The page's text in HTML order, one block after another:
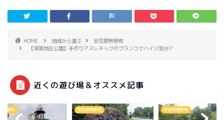
HOME 地域から選ぶ
安芸郡熊野町
【深原地区公園】手作りアスレチックのブランコでハイジ気分!?
近くの遊び場＆オススメ記事
熊野町 安芸郡熊野町 安芸郡熊野町